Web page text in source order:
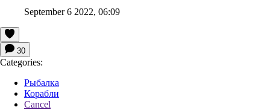
September 6 2022, 06:09
30
Categories:
Рыбалка
Корабли
Cancel